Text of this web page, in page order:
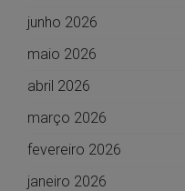
junho 2026
maio 2026
abril 2026
março 2026
fevereiro 2026
janeiro 2026